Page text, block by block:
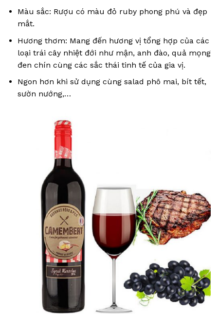
Màu sắc: Rượu có màu đỏ ruby phong phú và đẹp
mắt.
Hương thơm: Mang đến hương vị tổng hợp của các
loại trái cây nhiệt đới như mận, anh đào, quả mọng
đen chín cùng các sắc thái tinh tế của gia vị.
Ngon hơn khi sử dụng cùng salad phô mai, bít tết,
sườn nướng,…